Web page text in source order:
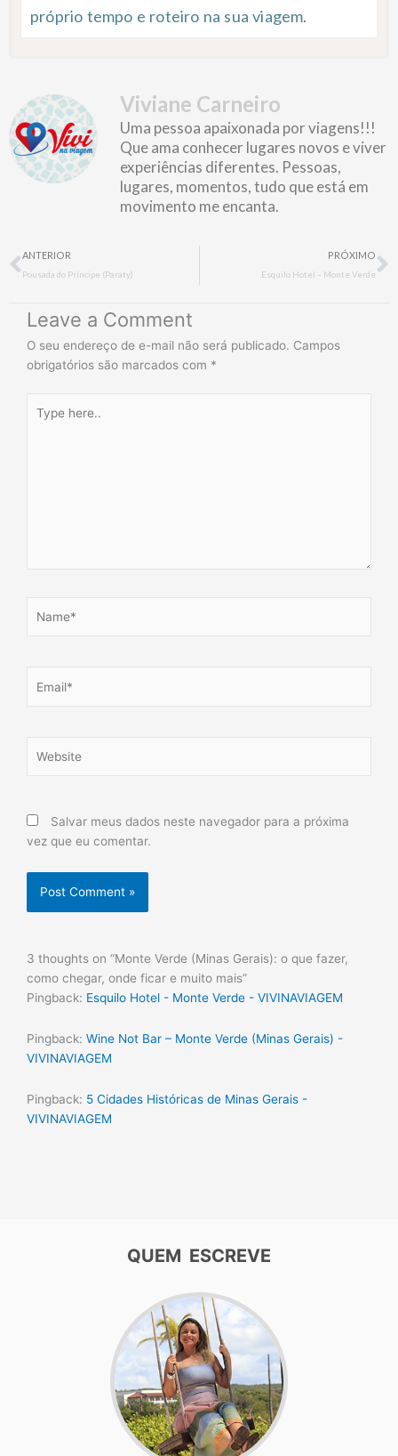
próprio tempo e roteiro na sua viagem.
Viviane Carneiro
Uma pessoa apaixonada por viagens!!!
Que ama conhecer lugares novos e viver
experiências diferentes. Pessoas,
lugares, momentos, tudo que está em
movimento me encanta.
Prev
ANTERIOR
Pousada do Príncipe (Paraty)
PRÓXIMO
Esquilo Hotel – Monte Verde
Leave a Comment
O seu endereço de e-mail não será publicado. Campos
obrigatórios são marcados com *
here..
Salvar meus dados neste navegador para a próxima
vez que eu comentar.
3 thoughts on “Monte Verde (Minas Gerais): o que fazer,
como chegar, onde ficar e muito mais”
Pingback: Esquilo Hotel - Monte Verde - VIVINAVIAGEM
Pingback: Wine Not Bar – Monte Verde (Minas Gerais) -
VIVINAVIAGEM
Pingback: 5 Cidades Históricas de Minas Gerais -
VIVINAVIAGEM
QUEM ESCREVE